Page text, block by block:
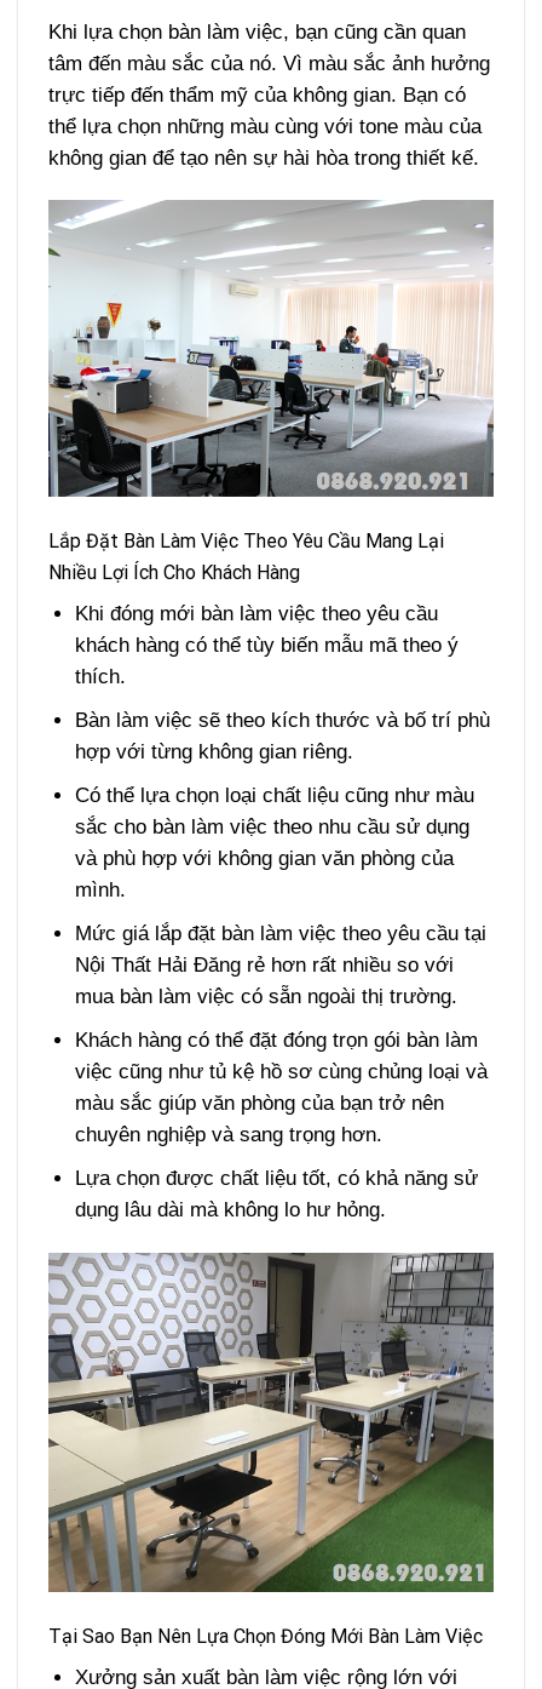
Khi lựa chọn bàn làm việc, bạn cũng cần quan
tâm đến màu sắc của nó. Vì màu sắc ảnh hưởng
trực tiếp đến thẩm mỹ của không gian. Bạn có
thể lựa chọn những màu cùng với tone màu của
không gian để tạo nên sự hài hòa trong thiết kế.
Lắp Đặt Bàn Làm Việc Theo Yêu Cầu Mang Lại
Nhiều Lợi Ích Cho Khách Hàng
Khi đóng mới bàn làm việc theo yêu cầu
khách hàng có thể tùy biến mẫu mã theo ý
thích.
Bàn làm việc sẽ theo kích thước và bố trí phù
hợp với từng không gian riêng.
Có thể lựa chọn loại chất liệu cũng như màu
sắc cho bàn làm việc theo nhu cầu sử dụng
và phù hợp với không gian văn phòng của
mình.
Mức giá lắp đặt bàn làm việc theo yêu cầu tại
Nội Thất Hải Đăng rẻ hơn rất nhiều so với
mua bàn làm việc có sẵn ngoài thị trường.
Khách hàng có thể đặt đóng trọn gói bàn làm
việc cũng như tủ kệ hồ sơ cùng chủng loại và
màu sắc giúp văn phòng của bạn trở nên
chuyên nghiệp và sang trọng hơn.
Lựa chọn được chất liệu tốt, có khả năng sử
dụng lâu dài mà không lo hư hỏng.
Tại Sao Bạn Nên Lựa Chọn Đóng Mới Bàn Làm Việc
Xưởng sản xuất bàn làm việc rộng lớn với